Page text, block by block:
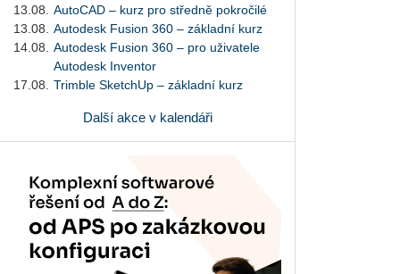
13.08.
AutoCAD – kurz pro středně pokročilé
13.08.
Autodesk Fusion 360 – základní kurz
14.08.
Autodesk Fusion 360 – pro uživatele
Autodesk Inventor
17.08.
Trimble SketchUp – základní kurz
Další akce v kalendáři